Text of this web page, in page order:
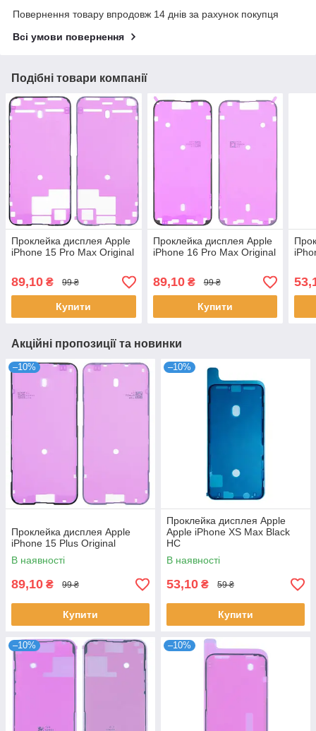
Повернення товару впродовж 14 днів за рахунок покупця
Всі умови повернення
Подібні товари компанії
Проклейка дисплея Apple
iPhone 15 Pro Max Original
89,10 ₴ 99 ₴
Купити
Проклейка дисплея Apple
iPhone 16 Pro Max Original
89,10₴ 99 ₴
Купити
Акційні пропозиції та новинки
–10%
Проклейка дисплея Apple
iPhone 15 Plus Original
В наявності
89,10 ₴ 99 ₴
Купити
–10%
Проклейка дисплея Apple
Apple iPhone XS Max Black
HC
В наявності
53,10 ₴ 59 ₴
Купити
–10% –10%